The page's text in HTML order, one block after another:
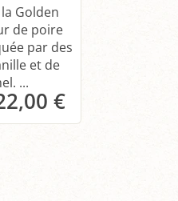
Golden
de poire
par des
et de
...
€